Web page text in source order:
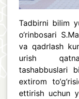
Tadbirni bilim
o‘rinbosari
va qadrlash
urish
tashabbuslari
extirom
ettirish uchun